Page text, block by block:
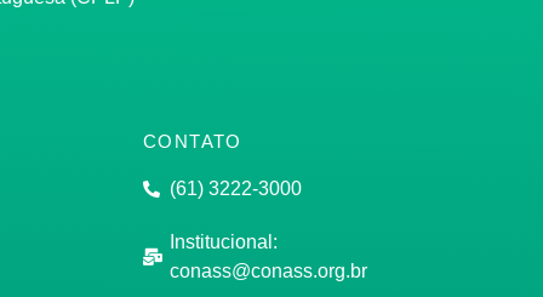
CONTATO
(61) 3222-3000
Institucional:
conass@conass.org.br